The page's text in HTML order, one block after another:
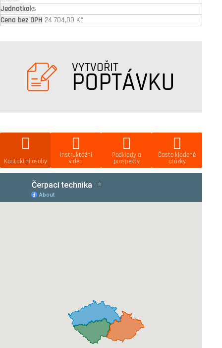
ks
24 704,00 Kč
VYTVOŘIT
POPTÁVKU
Kontaktní osoby
Instruktážní
videa
Podklady a
prospekty
Často kladené
otázky